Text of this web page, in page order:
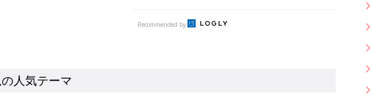
Recommended by
人気テーマ